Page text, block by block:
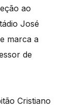
ao
José
marca a
de
Cristiano